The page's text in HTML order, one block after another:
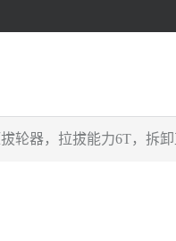
轮器，拉拔能力6T，拆